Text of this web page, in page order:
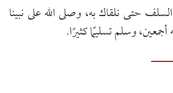
حتى نلقاك به، وصلى الله على نبينا
وسلم تسليمًا كثيرًا.